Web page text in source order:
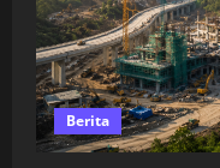
Berita